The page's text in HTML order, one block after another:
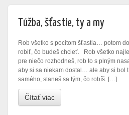
Túžba, šťastie, ty a my
Rob všetko s pocitom šťastia… potom
robiť, čo budeš chcieť. Rob všetko
pre niečo rozhodneš, rob to s plným
aby si sa niekam dostal… ale aby si bol
samého, staneš sa tým, čo robíš. […]
Čítať viac